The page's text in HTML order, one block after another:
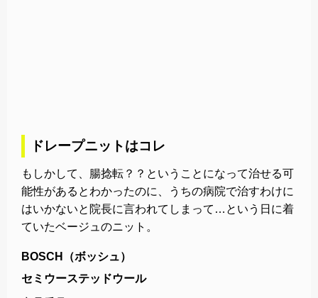
ドレープニットはコレ
もしかして、腸捻転？？ということになって治せる可
能性があるとわかったのに、うちの病院で治すわけに
はいかないと院長に言われてしまって…という日に着
ていたベージュのニット。
BOSCH（ボッシュ）
セミウーステッドウール